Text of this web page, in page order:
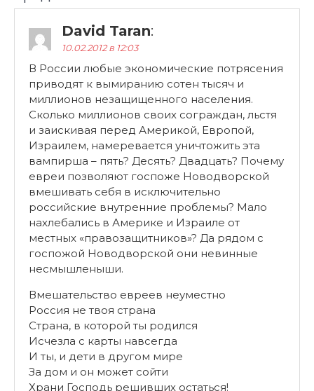
David Taran:
10.02.2012 в 12:03
В России любые экономические потрясения
приводят к вымиранию сотен тысяч и
миллионов незащищенного населения.
Сколько миллионов своих сограждан, льстя
и заискивая перед Америкой, Европой,
Израилем, намеревается уничтожить эта
вампирша – пять? Десять? Двадцать? Почему
евреи позволяют госпоже Новодворской
вмешивать себя в исключительно
российские внутренние проблемы? Мало
нахлебались в Америке и Израиле от
местных «правозащитников»? Да рядом с
госпожой Новодворской они невинные
несмышленыши.
Вмешательство евреев неуместно
Россия не твоя страна
Страна, в которой ты родился
Исчезла с карты навсегда
И ты, и дети в другом мире
За дом и он может сойти
Храни Господь решивших остаться!